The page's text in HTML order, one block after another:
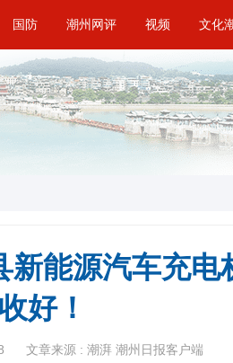
国防 潮州网评 视频 文化
新能源汽车充电
好！
文章来源 : 潮湃 潮州日报客户端